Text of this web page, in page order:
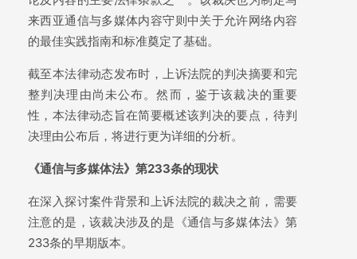
来西亚通信与多媒体内容守则中关于允许网络内容
的最佳实践指南和标准奠定了基础。
截至本法律动态发布时，上诉法院的判决摘要和完
整判决理由尚未公布。然而，鉴于该裁决的重要
性，本法律动态旨在简要概述该判决的要点，待判
决理由公布后，将进行更为详细的分析。
《通信与多媒体法》第233条的现状
在深入探讨案件背景和上诉法院的裁决之前，需要
注意的是，该裁决涉及的是《通信与多媒体法》第
233条的早期版本。